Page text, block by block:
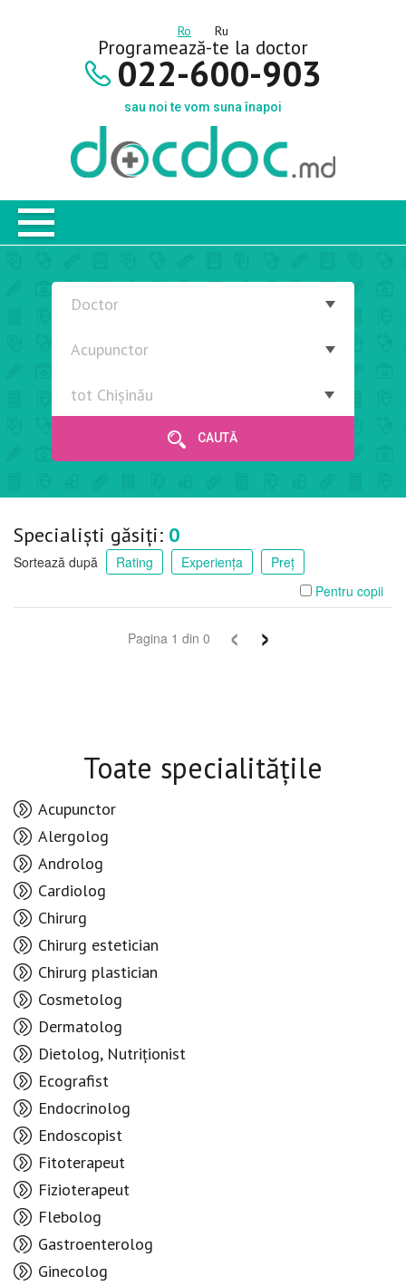
Ro Ru
Programează-te la doctor
022-600-903
sau noi te vom suna înapoi
CAUTĂ
Specialiști găsiți: 0
Sortează după Rating Experiența
Preț
Pentru copii
Pagina 1 din 0 ‹ ›
Toate specialitățile
Acupunctor
Alergolog
Androlog
Cardiolog
Chirurg
Chirurg estetician
Chirurg plastician
Cosmetolog
Dermatolog
Dietolog, Nutriționist
Ecografist
Endocrinolog
Endoscopist
Fitoterapeut
Fizioterapeut
Flebolog
Gastroenterolog
Ginecolog